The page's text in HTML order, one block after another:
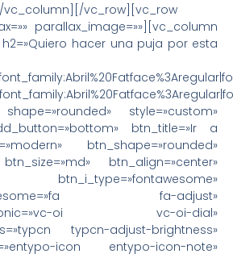
vc_row][vc_row
parallax_image=»»][vc_column
h2=»Quiero hacer una puja por esta
style=»custom»
btn_title=»Ir a
btn_shape=»rounded»
btn_align=»center»
btn_i_type=»fontawesome»
fa-adjust»
oi vc-oi-dial»
typcn-adjust-brightness»
icon entypo-icon-note»